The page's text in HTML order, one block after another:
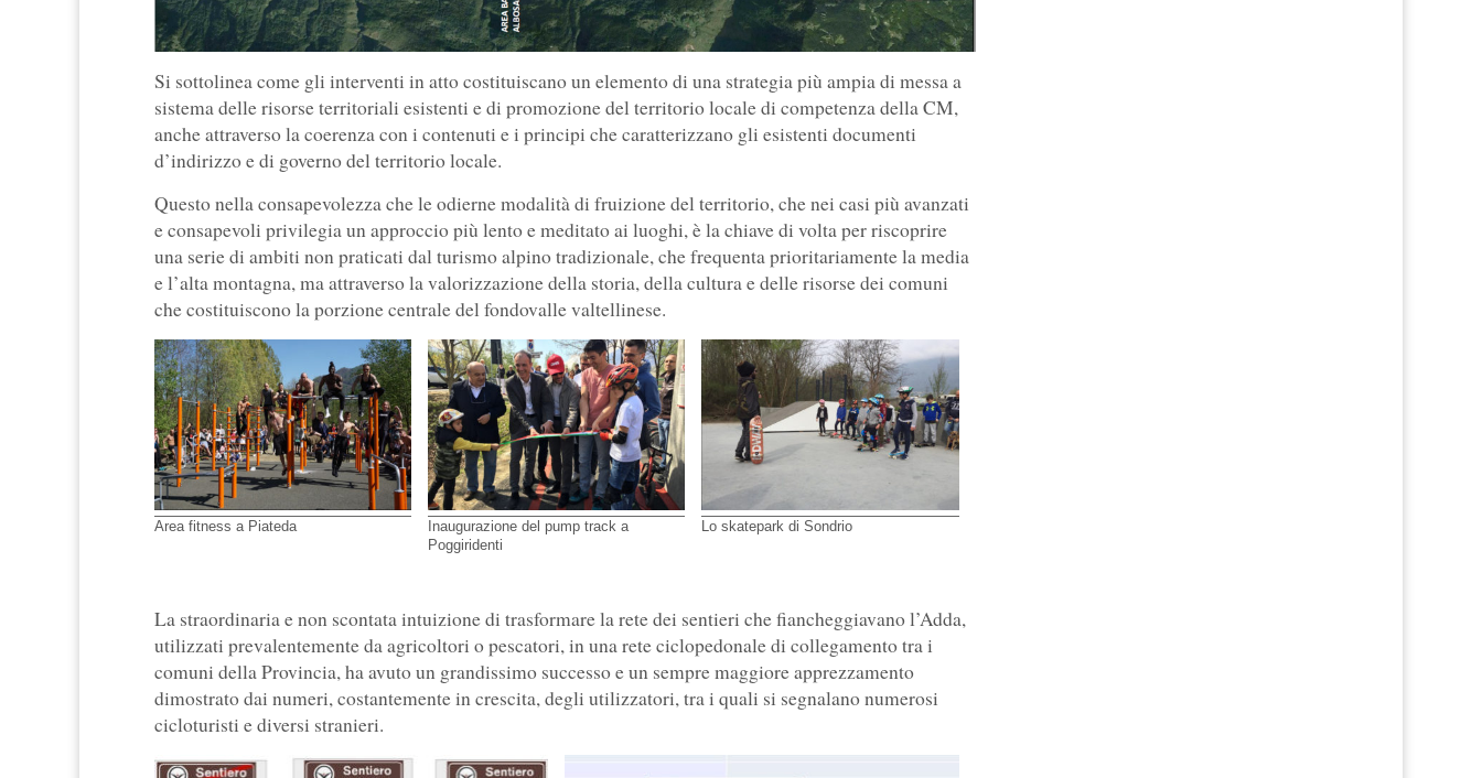
Si sottolinea come gli interventi in atto costituiscano un elemento di una strategia più ampia di messa a
sistema delle risorse territoriali esistenti e di promozione del territorio locale di competenza della CM,
anche attraverso la coerenza con i contenuti e i principi che caratterizzano gli esistenti documenti
d’indirizzo e di governo del territorio locale.
Questo nella consapevolezza che le odierne modalità di fruizione del territorio, che nei casi più avanzati
e consapevoli privilegia un approccio più lento e meditato ai luoghi, è la chiave di volta per riscoprire
una serie di ambiti non praticati dal turismo alpino tradizionale, che frequenta prioritariamente la media
e l’alta montagna, ma attraverso la valorizzazione della storia, della cultura e delle risorse dei comuni
che costituiscono la porzione centrale del fondovalle valtellinese.
Area fitness a Piateda
Inaugurazione del pump track a
Poggiridenti
Lo skatepark di Sondrio
La straordinaria e non scontata intuizione di trasformare la rete dei sentieri che fiancheggiavano l’Adda,
utilizzati prevalentemente da agricoltori o pescatori, in una rete ciclopedonale di collegamento tra i
comuni della Provincia, ha avuto un grandissimo successo e un sempre maggiore apprezzamento
dimostrato dai numeri, costantemente in crescita, degli utilizzatori, tra i quali si segnalano numerosi
cicloturisti e diversi stranieri.